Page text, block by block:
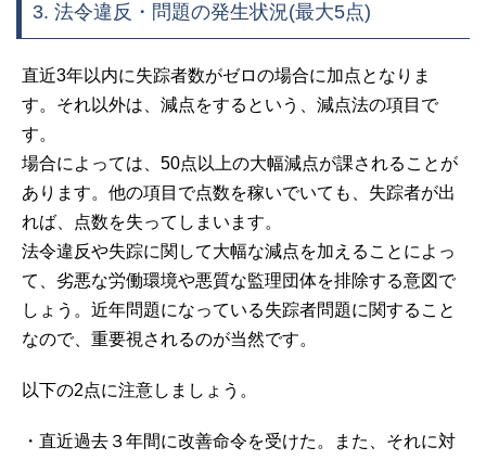
3. 法令違反・問題の発生状況(最大5点)
直近3年以内に失踪者数がゼロの場合に加点となりま
す。それ以外は、減点をするという、減点法の項目で
す。
場合によっては、50点以上の大幅減点が課されることが
あります。他の項目で点数を稼いでいても、失踪者が出
れば、点数を失ってしまいます。
法令違反や失踪に関して大幅な減点を加えることによっ
て、劣悪な労働環境や悪質な監理団体を排除する意図で
しょう。近年問題になっている失踪者問題に関すること
なので、重要視されるのが当然です。
以下の2点に注意しましょう。
・直近過去３年間に改善命令を受けた。また、それに対